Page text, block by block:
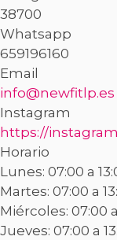
38700
Whatsapp
659196160
Email
info@newfitlp.es
Instagram
https://
Horario
Lunes: 07:00 a
Martes: 07:00 a
Miércoles: 07:00 a
Jueves: 07:00 a